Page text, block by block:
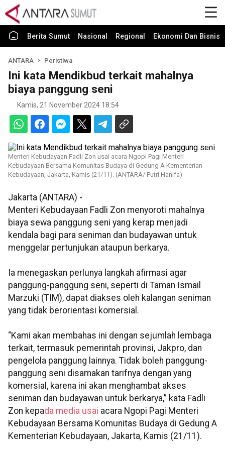
Berita Sumut Nasional Regional Ekonomi Dan Bisnis
ANTARA Peristiwa
Ini kata Mendikbud terkait mahalnya
biaya panggung seni
Kamis, 21 November 2024 18:54
Menteri Kebudayaan Fadli Zon usai acara Ngopi Pagi Menteri
Kebudayaan Bersama Komunitas Budaya di Gedung A Kementerian
Kebudayaan, Jakarta, Kamis (21/11). (ANTARA/ Putri Hanifa)
Jakarta (ANTARA) -
Menteri Kebudayaan Fadli Zon menyoroti mahalnya
biaya sewa panggung seni yang kerap menjadi
kendala bagi para seniman dan budayawan untuk
menggelar pertunjukan ataupun berkarya.
Ia menegaskan perlunya langkah afirmasi agar
panggung-panggung seni, seperti di Taman Ismail
Marzuki (TIM), dapat diakses oleh kalangan seniman
yang tidak berorientasi komersial.
“Kami akan membahas ini dengan sejumlah lembaga
terkait, termasuk pemerintah provinsi, Jakpro, dan
pengelola panggung lainnya. Tidak boleh panggung-
panggung seni disamakan tarifnya dengan yang
komersial, karena ini akan menghambat akses
seniman dan budayawan untuk berkarya,” kata Fadli
Zon kepada media usai acara Ngopi Pagi Menteri
Kebudayaan Bersama Komunitas Budaya di Gedung A
Kementerian Kebudayaan, Jakarta, Kamis (21/11).